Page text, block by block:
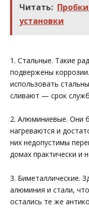
Читать:
установки
1. Стальные. Такие
подвержены
использовать
сливают — срок
2. Алюминиевые. Они
нагреваются и
них недопустимы
домах практически и
3. Биметаллические.
алюминия и стали,
остались те же